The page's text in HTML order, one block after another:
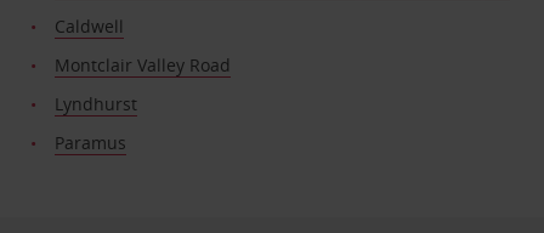
Caldwell
Montclair Valley Road
Lyndhurst
Paramus